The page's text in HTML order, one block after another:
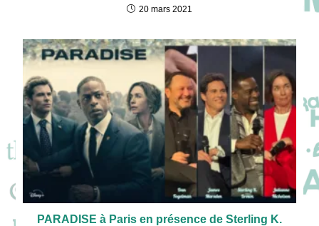
20 mars 2021
PARADISE à Paris en présence de Sterling K.